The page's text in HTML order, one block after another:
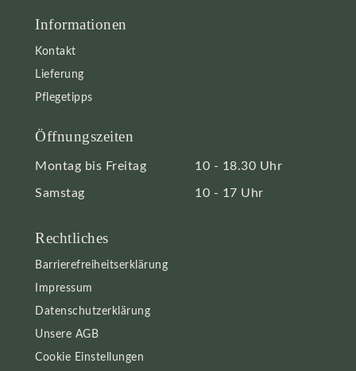
Informationen
Kontakt
Lieferung
Pflegetipps
Öffnungszeiten
Montag bis Freitag 10 - 18.30 Uhr
Samstag 10 - 17 Uhr
Rechtliches
Barrierefreiheitserklärung
Impressum
Datenschutzerklärung
Unsere AGB
Cookie Einstellungen